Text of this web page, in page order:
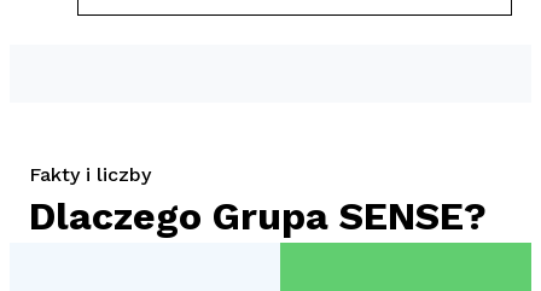
Fakty i liczby
Dlaczego Grupa SENSE?